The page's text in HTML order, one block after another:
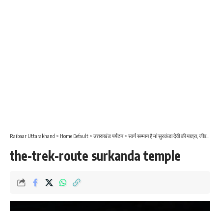
Raibaar Uttarakhand > Home Default > उत्तराखंड पर्यटन> स्वर्ग सम्मान है मां सुरकंडा देवी की यात्रा, जीवन में इस स्वर्ग को नहीं देखा तो फिर क्या देखा?
the-trek-route surkanda temple